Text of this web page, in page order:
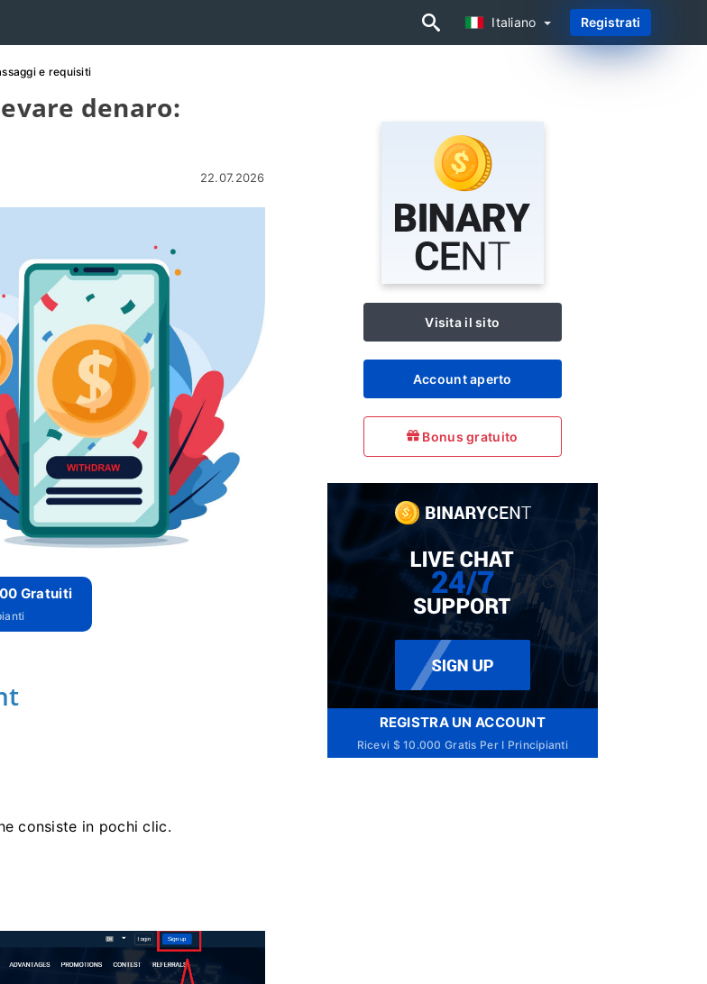
Italiano
Italiano Registrati
e requisiti
denaro:
22.07.2026
Gratuiti
consiste in pochi clic.
Visita il sito
Account aperto
Bonus gratuito
REGISTRA UN ACCOUNT
Ricevi $ 10.000 Gratis Per I Principianti